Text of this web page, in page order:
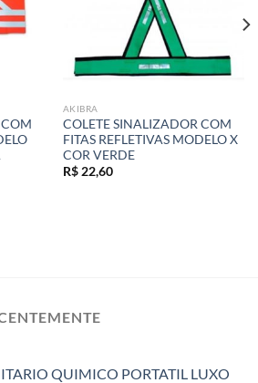
AKIBRA
COLETE SINALIZADOR COM
FITAS REFLETIVAS MODELO X
COR VERDE
R$22,60
QUIMICO PORTATIL LUXO